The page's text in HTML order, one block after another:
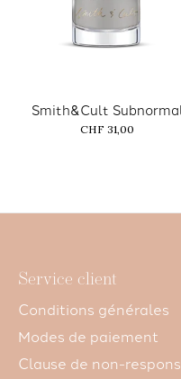
Smith&Cult Subnormal
CHF 31,00
Service client
Conditions générales
Modes de paiement
Clause de non-